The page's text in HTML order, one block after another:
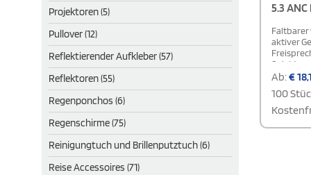
Projektoren (5)
Pullover (12)
Reflektierender Aufkleber (57)
Reflektoren (55)
Regenponchos (6)
Regenschirme (75)
Reinigungtuch und Brillenputztuch (6)
Reise Accessoires (71)
5.3
Faltbarer
aktiver
ION.
Ab:€
100